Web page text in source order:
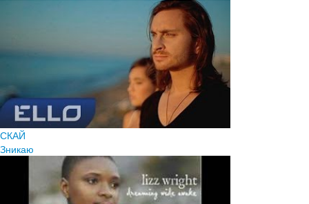
СКАЙ
Зникаю